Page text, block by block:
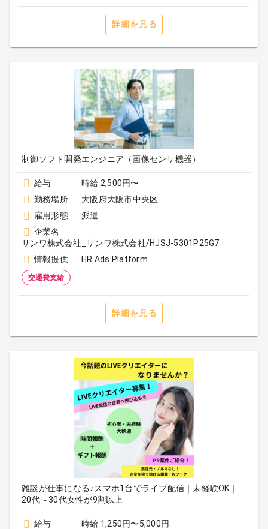
詳細を見る
制御ソフト開発エンジニア（画像センサ機器）
給与
時給 2,500円〜
勤務場所
大阪府大阪市中央区
雇用形態
派遣
企業名
サンワ株式会社_サンワ株式会社/HJSJ-5301P25G7
情報提供
HR Ads Platform
交通費支給
詳細を見る
雑談が仕事になる♪スマホ1台でライブ配信｜未経験OK｜
20代～30代女性が9割以上
給与
時給 1,250円〜5,000円